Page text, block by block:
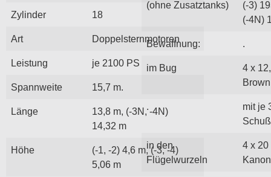
Zylinder 18
Art Doppelsternmotoren
Leistung je 2100 PS
Spannweite 15,7 m.
Länge
13,8 m, (-3N, -4N)
14,32 m
Höhe
(-1, -2) 4,6 m, (-3, -4)
5,06 m
(ohne Zusatztanks)
(-3)
(-4N)
Bewaffnung:
im Bug
4 x
mit je
Schuß
in den
Flügelwurzeln
4 x 20